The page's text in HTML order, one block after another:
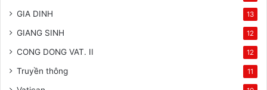
GIA DINH 13
GIANG SINH 12
CONG DONG VAT. II 12
Truyền thông 11